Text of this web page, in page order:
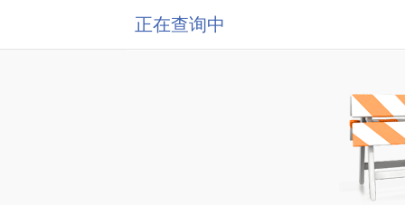
正在查询中